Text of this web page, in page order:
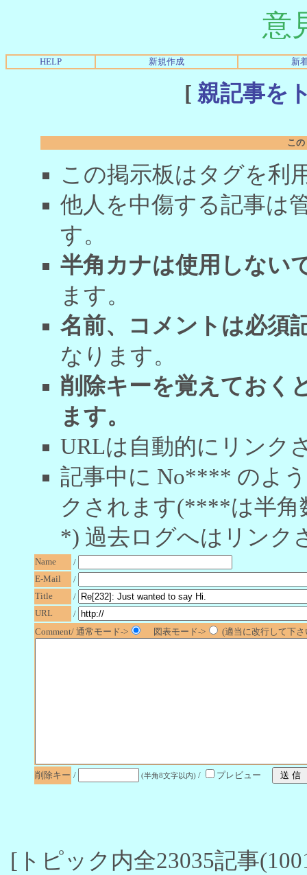
意
HELP 新規作成 新
[ 親記事を
こ
この掲示板はタグを利
他人を中傷する記事は
す。
半角カナは使用しない
ます。
名前、コメントは必須
なります。
削除キーを覚えておく
ます。
URLは自動的にリンク
記事中に No**** のよ
クされます(****は半角
*) 過去ログへはリンク
Name
/
E-Mail
/
Title
/
URL
/
Comment/ 通常モード->
図表モード-> (適当に改行して下
削除キー / (半角8文字以内) / プレビュー
[トピック内全23035記事